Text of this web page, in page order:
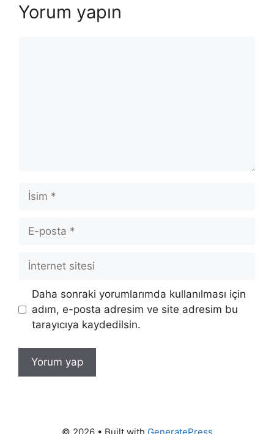
Yorum yapın
İsim
posta
İnternet
sitesi
Daha sonraki yorumlarımda kullanılması için
adım, e-posta adresim ve site adresim bu
tarayıcıya kaydedilsin.